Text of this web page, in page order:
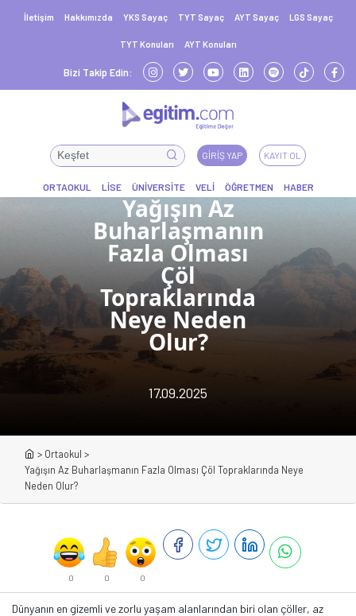
İletişim Hakkımızda YKS Sayaç TYT Sayaç AYT Sayaç LGS Sayaç
TYT Konuları AYT Konuları
Bizi Takip Edin:
GIRIŞ YAP KAYIT OL
Yağışın Az
Buharlaşmanın
Fazla Olması
Çöl
Topraklarında
Neye Neden
Olur?
17.09.2025
> Ortaokul >
Yağışın Az Buharlaşmanın Fazla Olması Çöl Topraklarında Neye
Neden Olur?
0 0 0
Dünyanın en gizemli ve zorlu yaşam alanlarından biri olan çöller, az